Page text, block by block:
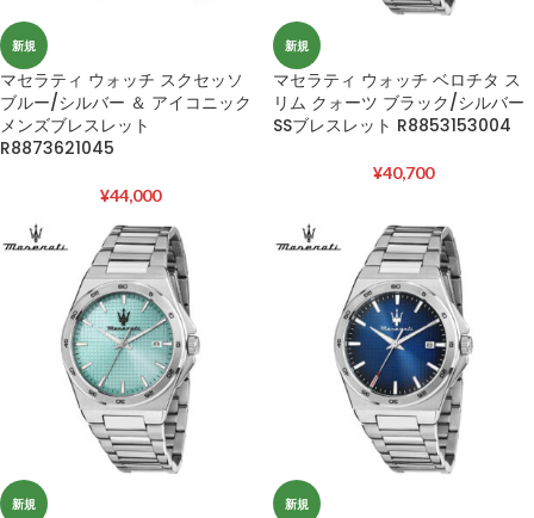
新規
マセラティ ウォッチ スクセッソ
ブルー/シルバー ＆ アイコニック
メンズブレスレット
R8873621045
¥44,000
新規
マセラティ ウォッチ ベロチタ ス
リム クォーツ ブラック/シルバー
SSブレスレット R8853153004
¥40,700
新規 新規